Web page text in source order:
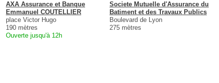
AXA Assurance et Banque
Emmanuel COUTELLIER
place Victor Hugo
190 mètres
Ouverte jusqu'à 12h
Societe Mutuelle d'Assurance du
Batiment et des Travaux Publics
Boulevard de Lyon
275 mètres